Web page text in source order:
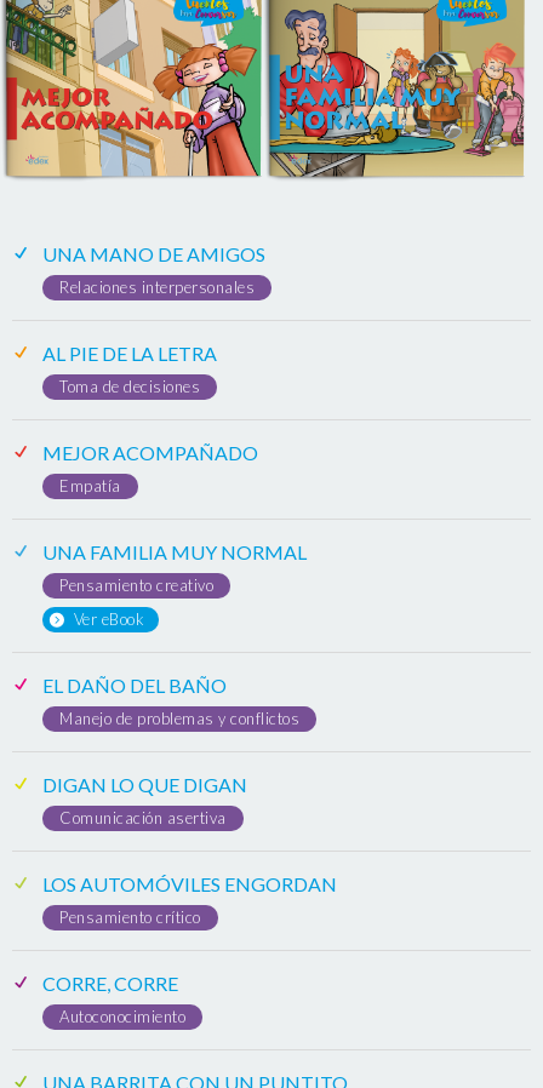
UNA MANO DE AMIGOS
Relaciones interpersonales
AL PIE DE LA LETRA
Toma de decisiones
MEJOR ACOMPAÑADO
Empatía
UNA FAMILIA MUY NORMAL
Pensamiento creativo
Ver eBook
EL DAÑO DEL BAÑO
Manejo de problemas y conflictos
DIGAN LO QUE DIGAN
Comunicación asertiva
LOS AUTOMÓVILES ENGORDAN
Pensamiento crítico
CORRE, CORRE
Autoconocimiento
UNA BARRITA CON UN PUNTITO